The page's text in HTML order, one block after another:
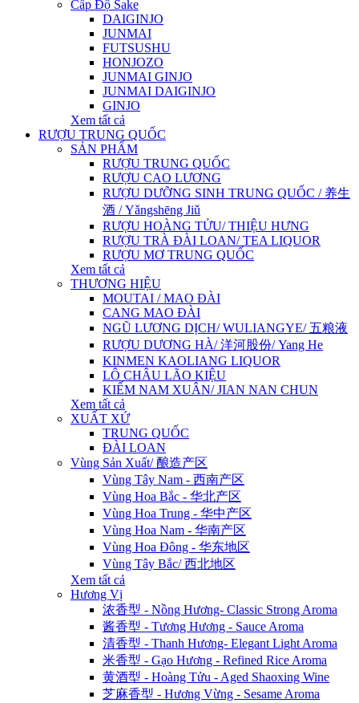
Cấp Độ Sake
DAIGINJO
JUNMAI
FUTSUSHU
HONJOZO
JUNMAI GINJO
JUNMAI DAIGINJO
GINJO
Xem tất cả
RƯỢU TRUNG QUỐC
SẢN PHẨM
RƯỢU TRUNG QUỐC
RƯỢU CAO LƯƠNG
RƯỢU DƯỠNG SINH TRUNG QUỐC / 养生
酒 / Yǎngshēng Jiǔ
RƯỢU HOÀNG TỬU/ THIỆU HƯNG
RƯỢU TRÀ ĐÀI LOAN/ TEA LIQUOR
RƯỢU MƠ TRUNG QUỐC
Xem tất cả
THƯƠNG HIỆU
MOUTAI / MAO ĐÀI
CANG MAO ĐÀI
NGŨ LƯƠNG DỊCH/ WULIANGYE/ 五粮液
RƯỢU DƯƠNG HÀ/ 洋河股份/ Yang He
KINMEN KAOLIANG LIQUOR
LÔ CHÂU LÃO KIỆU
KIẾM NAM XUÂN/ JIAN NAN CHUN
Xem tất cả
XUẤT XỨ
TRUNG QUỐC
ĐÀI LOAN
Vùng Sản Xuất/ 酿造产区
Vùng Tây Nam - 西南产区
Vùng Hoa Bắc - 华北产区
Vùng Hoa Trung - 华中产区
Vùng Hoa Nam - 华南产区
Vùng Hoa Đông - 华东地区
Vùng Tây Bắc/ 西北地区
Xem tất cả
Hương Vị
浓香型 - Nồng Hương- Classic Strong Aroma
酱香型 - Tương Hương - Sauce Aroma
清香型 - Thanh Hương- Elegant Light Aroma
米香型 - Gạo Hương - Refined Rice Aroma
黄酒型 - Hoàng Tửu - Aged Shaoxing Wine
芝麻香型 - Hương Vừng - Sesame Aroma